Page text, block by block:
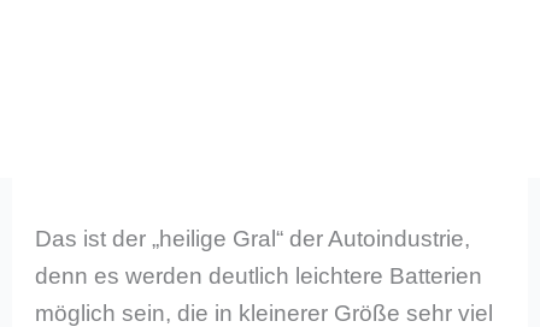
Das ist der „heilige Gral“ der Autoindustrie,
denn es werden deutlich leichtere Batterien
möglich sein, die in kleinerer Größe sehr viel